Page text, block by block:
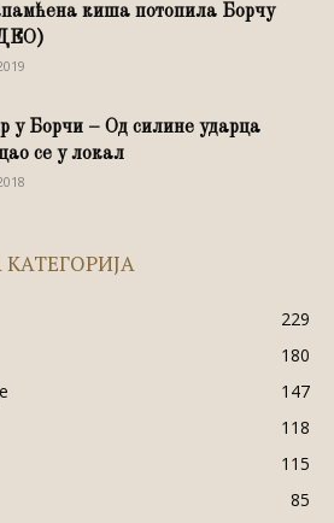
киша потопила Борчу
у Борчи – Од силине ударца
се у локал
229
180
147
118
115
85